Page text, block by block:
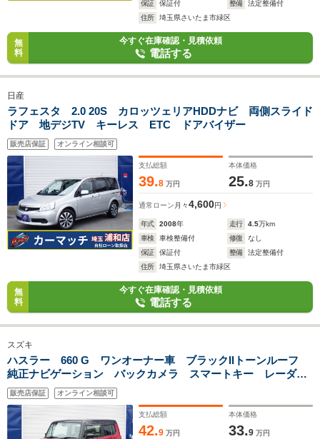
保証 保証付 整備
法定整備付
住所
埼玉県さいたま市緑区
無
料
今すぐ在庫確認・見積依頼
電話する
日産
ラフェスタ 2.0 20S カロッツェリアHDDナビ 両側スライド
ドア 地デジTV キーレス ETC ドアバイザー
販売店保証 オンライン相談可
支払総額
39.8 万円
本体価格
25.8 万円
通常ローン 月々4,600円
年式 2008年 走行 4.5万km
車検
車検整備付 修復
なし
保証
保証付 整備
法定整備付
住所
埼玉県さいたま市緑区
無
料
今すぐ在庫確認・見積依頼
電話する
スズキ
ハスラー 660 G ワンオーナー車 ブラックIIトーンルーフ
純正ナビゲーション バックカメラ スマートキー レーダー
ブレーキサポート シートヒータ
販売店保証 オンライン相談可
支払総額
42.9 万円
本体価格
33.9 万円